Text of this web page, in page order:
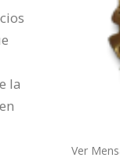
la
Ver